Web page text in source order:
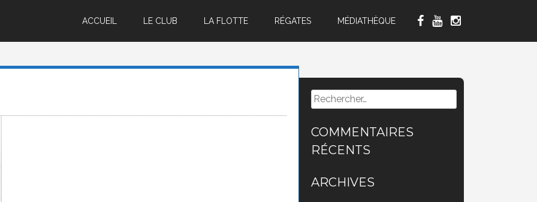
ACCUEIL LE CLUB LA FLOTTE RÉGATES MÉDIATHÈQUE
Rechercher :
COMMENTAIRES
RÉCENTS
ARCHIVES